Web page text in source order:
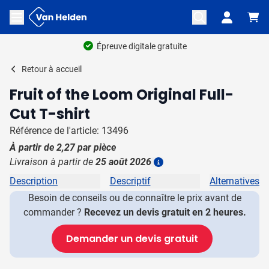
Aller au contenu
Ouvrir le menu
Épreuve digitale gratuite
Retour à accueil
Fruit of the Loom Original Full-
Cut T-shirt
Référence de l'article: 13496
À partir de 2,27par pièce
Livraison à partir de 25 août 2026
Description Descriptif
Alternatives
Besoin de conseils ou de connaître le prix avant de
commander ? Recevez un devis gratuit en 2 heures.
Demander un devis gratuit